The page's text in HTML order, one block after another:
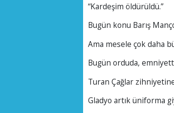
“Kardeşim öldürüldü.”
Bugün konu Barış
Ama mesele çok daha
Bugün orduda,
Turan Çağlar
Gladyo artık üniforma